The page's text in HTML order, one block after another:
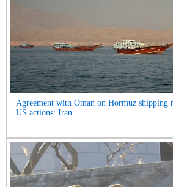
Agreement with Oman on Hormuz shipping
US actions: Iran...